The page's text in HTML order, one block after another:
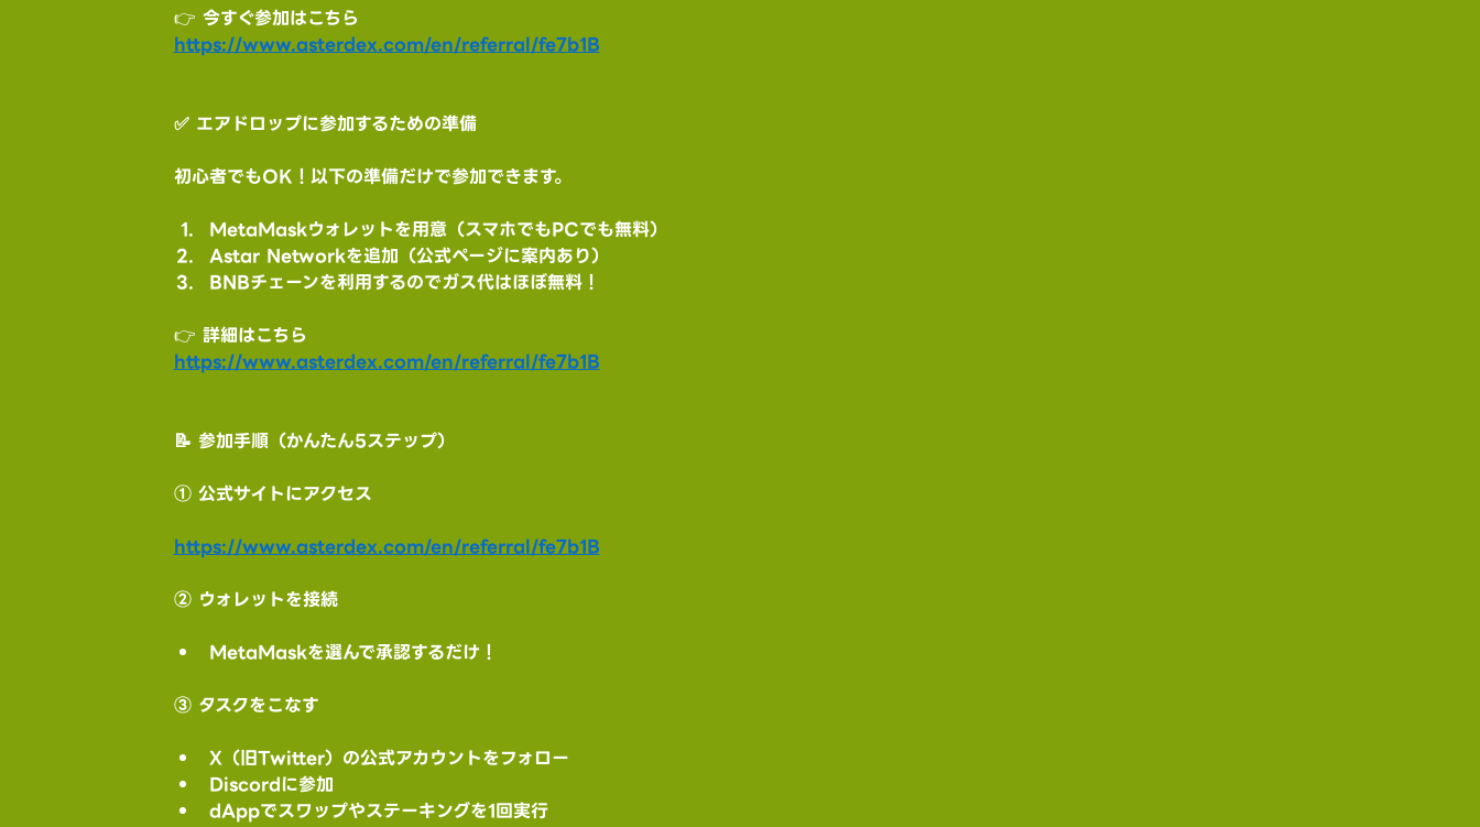
👉 今すぐ参加はこちら
https://www.asterdex.com/en/referral/fe7b1B
✅ エアドロップに参加するための準備
初心者でもOK！以下の準備だけで参加できます。
MetaMaskウォレットを用意（スマホでもPCでも無料）
Astar Networkを追加（公式ページに案内あり）
BNBチェーンを利用するのでガス代はほぼ無料！
👉 詳細はこちら
https://www.asterdex.com/en/referral/fe7b1B
📝 参加手順（かんたん5ステップ）
① 公式サイトにアクセス
https://www.asterdex.com/en/referral/fe7b1B
② ウォレットを接続
MetaMaskを選んで承認するだけ！
③ タスクをこなす
X（旧Twitter）の公式アカウントをフォロー
Discordに参加
dAppでスワップやステーキングを1回実行